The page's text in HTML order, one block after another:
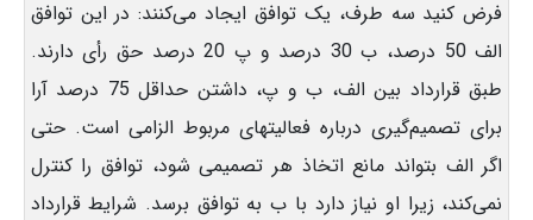
فرض کنید سه طرف، یک توافق ایجاد می‌کنند: در این توافق
الف 50 درصد، ب 30 درصد و پ 20 درصد حق رأی دارند.
طبق قرارداد بین الف، ب و پ، داشتن حداقل 75 درصد آرا
برای تصمیم‌گیری درباره فعالیتهای مربوط الزامی است. حتی
اگر الف بتواند مانع اتخاذ هر تصمیمی شود، توافق را کنترل
نمی‌کند، زیرا او نیاز دارد با ب به توافق برسد. شرایط قرارداد